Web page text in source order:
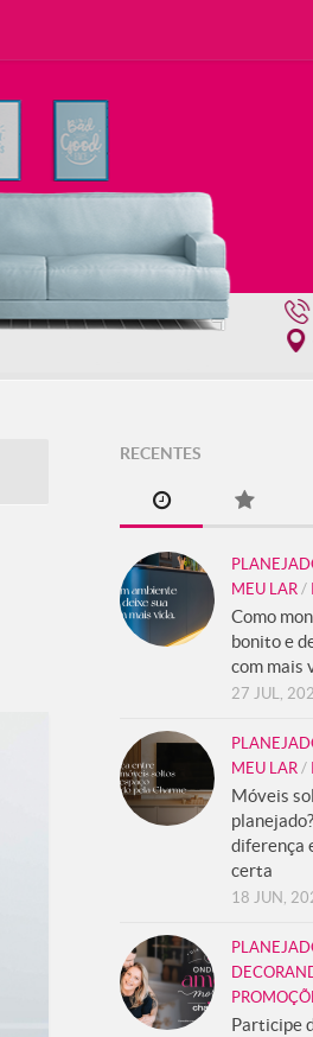
RECENTES
MEU LAR /
Como
bonito e
com mais
27 JUL,
MEU LAR /
Móveis
diferença
certa
18 JUN,
Participe